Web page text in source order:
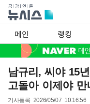
메인 랭킹
남규리, 씨야 15
고돌아 이제야 만
기사등록 2026/05/07 10:16:56